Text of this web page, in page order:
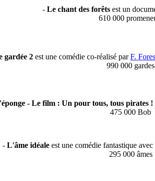
- Le chant des forêts est un
610 000
gardée 2 est une comédie co-réalisé parF.
990 000 gardes
- Le film : Un pour tous, tous pirates !
475 000 Bob
- L'âme idéale est une comédie fantastique
295 000 âmes